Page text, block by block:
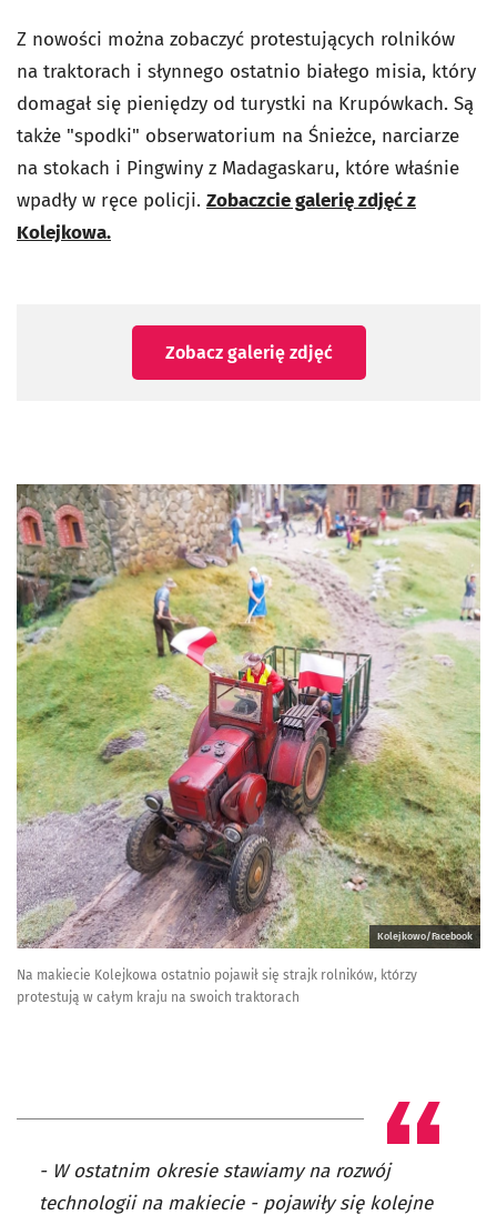
Z nowości można zobaczyć protestujących rolników
na traktorach i słynnego ostatnio białego misia, który
domagał się pieniędzy od turystki na Krupówkach. Są
także "spodki" obserwatorium na Śnieżce, narciarze
na stokach i Pingwiny z Madagaskaru, które właśnie
wpadły w ręce policji. Zobaczcie galerię zdjęć z
Kolejkowa.
Zobacz galerię zdjęć
Kolejkowo/Facebook
Na makiecie Kolejkowa ostatnio pojawił się strajk rolników, którzy
protestują w całym kraju na swoich traktorach
- W ostatnim okresie stawiamy na rozwój
technologii na makiecie - pojawiły się kolejne